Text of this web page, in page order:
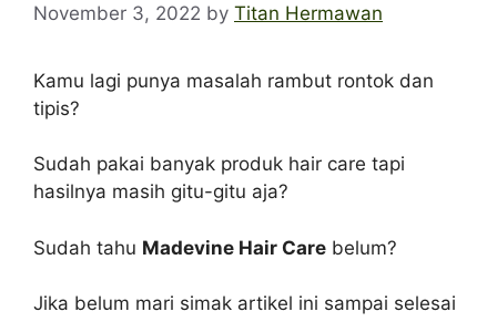
November 3, 2022 by Titan Hermawan
Kamu lagi punya masalah rambut rontok dan
tipis?
Sudah pakai banyak produk hair care tapi
hasilnya masih gitu-gitu aja?
Sudah tahu Madevine Hair Care belum?
Jika belum mari simak artikel ini sampai selesai